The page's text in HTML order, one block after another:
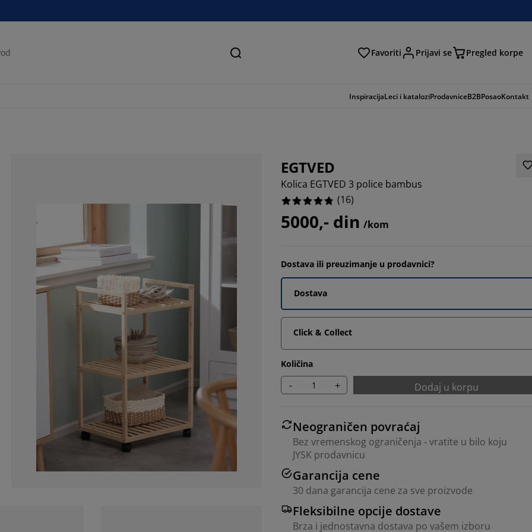
Pretraga Favoriti Prijavi se Pregled korpe
InspiracijaLeci i kataloziProdavniceB2BPosaoKontakt
EGTVED
Kolica EGTVED 3 police bambus
(16)
5000,- din /kom
Dostava ili preuzimanje u prodavnici?
Dostava
Click & Collect
Količina
- + Dodaj u korpu
Neograničen povraćaj
Bez vremenskog ograničenja - vratite u bilo koju
JYSK prodavnicu
Garancija cene
30 dana garancija cene za sve proizvode
Fleksibilne opcije dostave
Brza i jednostavna dostava po vašem izboru
87.5%
12.5%